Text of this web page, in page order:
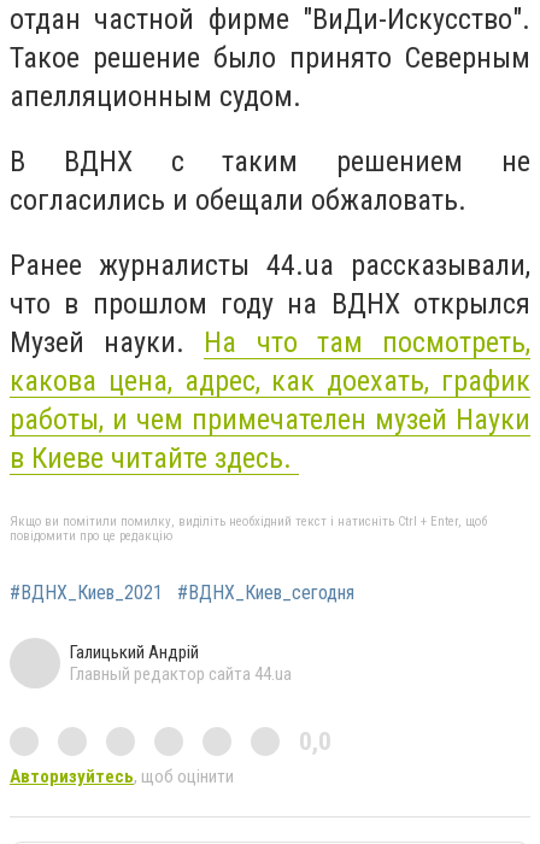
отдан частной фирме "ВиДи-Искусство".
Такое решение было принято Северным
апелляционным судом.
В ВДНХ с таким решением не
согласились и обещали обжаловать.
Ранее журналисты 44.ua рассказывали,
что в прошлом году на ВДНХ открылся
Музей науки. На что там посмотреть,
какова цена, адрес, как доехать, график
работы, и чем примечателен музей Науки
в Киеве читайте здесь.
Якщо ви помітили помилку, виділіть необхідний текст і натисніть Ctrl + Enter, щоб
повідомити про це редакцію
#ВДНХ_Киев_2021 #ВДНХ_Киев_сегодня
Галицький Андрій
Главный редактор сайта 44.ua
0,0
Авторизуйтесь, щоб оцінити